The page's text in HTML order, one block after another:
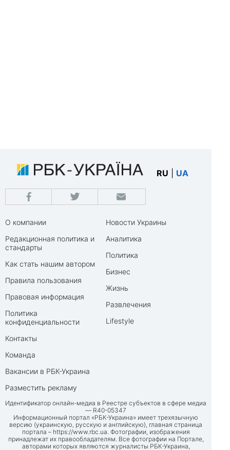
RU UA
О компании
Редакционная политика и
стандарты
Как стать нашим автором
Правила пользования
Правовая информация
Политика
конфиденциальности
Контакты
Команда
Вакансии в РБК-Украина
Разместить рекламу
Новости Украины
Аналитика
Политика
Бизнес
Жизнь
Развлечения
Lifestyle
Идентификатор онлайн-медиа в Реестре субъектов в сфере медиа
— R40-05347
Информационный портал «РБК-Украина» имеет трехязычную
версию (украинскую, русскую и английскую), главная страница
портала – https://www.rbc.ua. Фотографии, изображения
принадлежат их правообладателям. Все фотографии на Портале,
авторами которых являются журналисты РБК-Украина,